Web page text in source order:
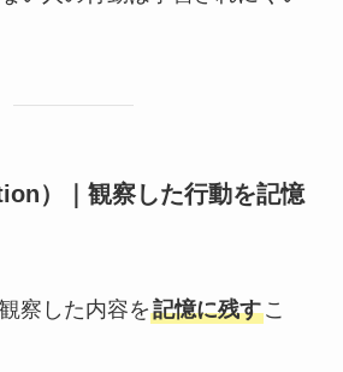
）｜観察した行動を記憶
察した内容を記憶に残すこ